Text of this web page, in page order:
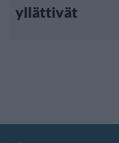
yllättivät